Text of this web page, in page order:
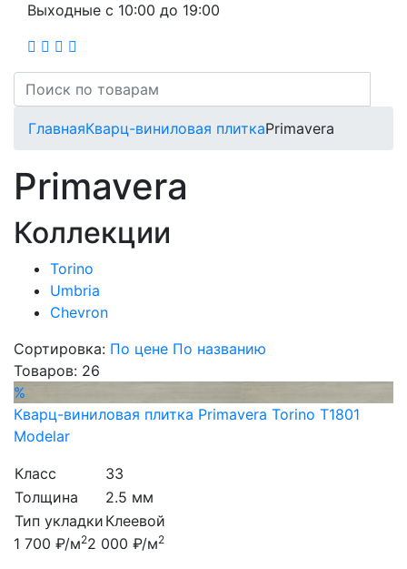
Выходные с 10:00 до 19:00
ГлавнаяКварц-виниловая плиткаPrimavera
Primavera
Коллекции
Torino
Umbria
Chevron
Сортировка: По цене По названию
Товаров: 26
%
Кварц-виниловая плитка Primavera Torino T1801
Modelar
Класс
33
Толщина
2.5 мм
Тип укладки Клеевой
1 700 ₽/м22 000 ₽/м2